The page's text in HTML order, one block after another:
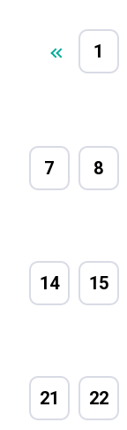
1
7 8
14 15
21 22